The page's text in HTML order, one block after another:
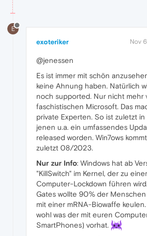
E
exoteriker Nov
@jenessen
Es ist immer mit schön
keine Ahnung haben. Natürlich
noch supported. Nur nicht mehr
faschistischen Microsoft. Das
private Experten. So ist zuletzt
jenen u.a. ein umfassendes
released worden. Win7ows
zuletzt 08/2023.
Nur zur Info: Windows hat ab
"KillSwitch" im Kernel, der zu
Computer-Lockdown führen
Gates wollte 90% der
mit einer mRNA-Biowaffe
wohl was der mit euren
SmartPhones) vorhat.